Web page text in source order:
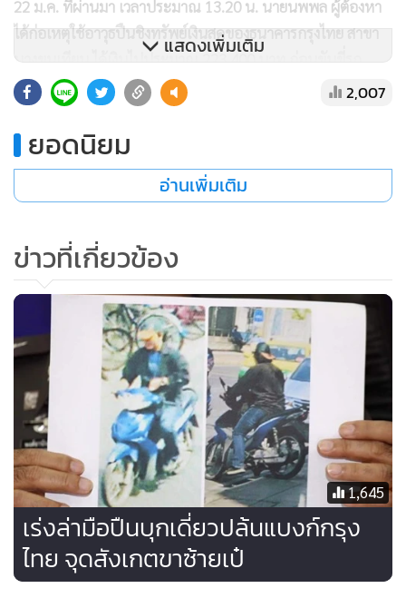
22 ม.ค. ที่ผ่านมา เวลาประมาณ 13.20 น. นายนพพล ผู้ต้องหา
ได้ก่อเหตุใช้อาวุธปืนชิงทรัพย์เงินสดของธนาคารกรุงไทย สาขา
บางขุนเทียน ได้เงินไปประมาณ 223,400 บาท ก่อนขับขี่รถ
จยย. ยี่ห้อ ฮอนด้า รุ่นเวฟไอ สีน้ำเงิน ไม่ติดแผ่นป้ายทะเบียน ที่
จอดอยู่ด้านหน้าธนาคารหลบหนีไป จากการสืบสวนขยายผลของ
ชุดคลี่คลายคดี สน.บางขุนเทียน และ กก.สส.บก.น.9 พบหลัก
ฐานภาพของคนร้าย เป็นไปตามภาพกล้องวงจรปิด จึงขออนุมัติ
หมายศาล จากนั้นแกะรอยตามล่าตัว จนพบเบาะแสว่า นาย
สอบ จนกระทั่งสามารถจับกุมตัวไว้ได้พร้อมของกลางทั้งหมด
จากการสอบสวน นายนพพล ให้การรับสารภาพว่า ครอบครัวที่
จ.สุราษฎร์ธานี ทำธุรกิจขายเครื่องมือก่อสร้าง ปกติบิดาจะส่งเงิน
มาให้ใช้จ่ายทุกเดือน ขณะที่ตนก็ประกอบอาชีพรับส่งขนมถ้วย
ให้ร้านค้าย่านฝั่งธนบุรี มีรายได้เดือนละประมาณ 20,000 -
30,000 บาท แต่ช่วงหลังเศรษฐกิจไม่ดี บิดาไม่ส่งเงินมาให้และ
รายได้จากที่ตนขายของก็ลดลง ทำให้ค้างค่าเช่าบ้าน ค่าน้ำ ค่าไฟ
และค่างวดรถกระบะนานหลายเดือน จึงวางแผนชิงทรัพย์
ธนาคารดังกล่าว เนื่องจากอยู่ใกล้บ้านเช่าไม่เกิน 2 กม. โดยสั่งซื้อ
อาวุธปืนทางอินเทอร์เน็ตราคากระบอกละ 40,000 บาท มาเก็บ
ไว้ จนเมื่อวันที่ 20 ม.ค. ที่ผ่านมา ตนได้ขับขี่ รถ จยย. มาสำรวจ
เส้นทางหลบหนี ก่อนตัดสินใจลงมือในวันที่ 22 ม.ค. ได้เงิน
ทั้งหมด 223,400 บาท เลยนำไปจ่ายหนี้สินที่ค้างชำระ ซื้อกล้อง
แสดงเพิ่มเติม
2,007
ยอดนิยม
อ่านเพิ่มเติม
ข่าวที่เกี่ยวข้อง
1,645
เร่งล่ามือปืนบุกเดี่ยวปล้นแบงก์กรุง
ไทย จุดสังเกตขาซ้ายเป๋